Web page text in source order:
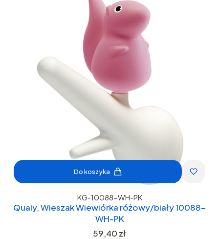
Do koszyka
KG-10088-WH-PK
Qualy, Wieszak Wiewiórka różowy/biały 10088-
WH-PK
Cena
59,40 zł